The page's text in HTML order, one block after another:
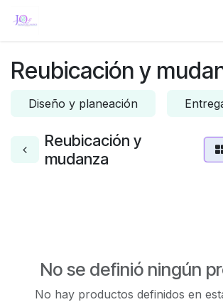
Reubicación y
Diseño y planeación
Reubicación y
mudanza
No se definió ningún
No hay productos definidos en